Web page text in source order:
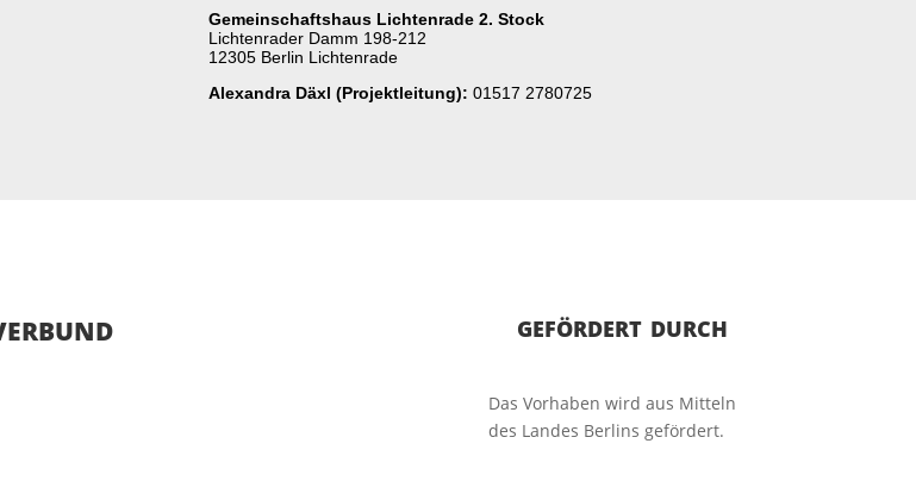
Gemeinschaftshaus Lichtenrade 2. Stock
Lichtenrader Damm 198-212
12305 Berlin Lichtenrade
Alexandra Däxl (Projektleitung): 01517 2780725
gefördert durch
Das Vorhaben wird aus Mitteln
des Landes Berlins gefördert.